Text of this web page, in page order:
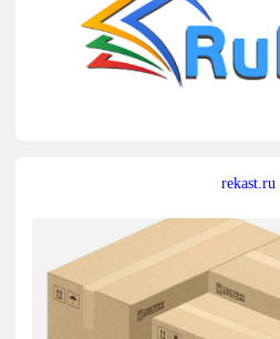
rekast.ru